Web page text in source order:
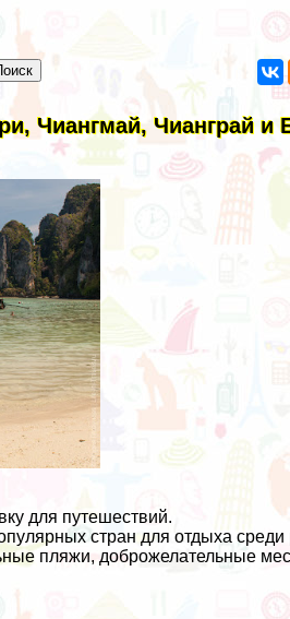
Чиангмай, Чианграй и
для путешествий.
стран для отдыха среди
пляжи, доброжелательные